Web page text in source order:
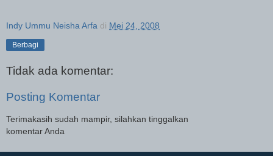
Indy Ummu Neisha Arfa di Mei 24, 2008
Berbagi
Tidak ada komentar:
Posting Komentar
Terimakasih sudah mampir, silahkan tinggalkan
komentar Anda